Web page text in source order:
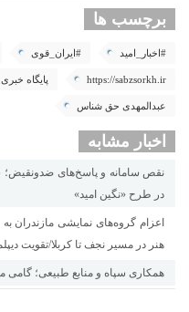
برچسب ها
#اخبار_امید #ایران_قوی
https://sabzsorkh.ir پایگاه
عبدالمهدی حق شناس
اخبار مشابه
نقص سامانه و پاسخ‌های
در طرح «نگین امید»
اعزام گروه‌های نمایشی مازندران
هنر در مسیر نجف تا کربلا/تقویت
همکاری سپاه و منابع طبیعی؛